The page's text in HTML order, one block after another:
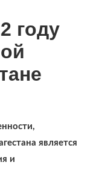
году
является
и